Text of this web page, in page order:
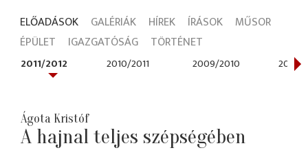
ELŐADÁSOK GALÉRIÁK HÍREK ÍRÁSOK
MŰSOR
ÉPÜLET
IGAZGATÓSÁG TÖRTÉNET
2011/2012 2010/2011 2009/2010 2008/
Ágota Kristóf
A hajnal teljes szépségében